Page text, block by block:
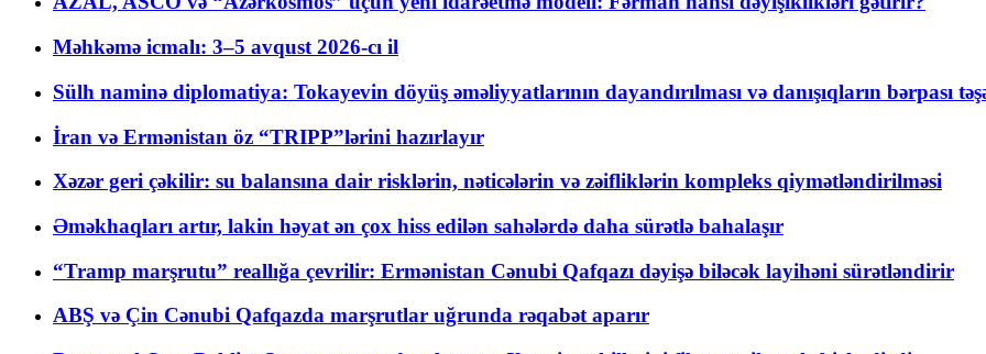
Məhkəmə icmalı: 3–5 avqust 2026-cı il
Sülh naminə diplomatiya: Tokayevin döyüş əməliyyatlarının dayandırılması və danışıqların bərpası
İran və Ermənistan öz “TRIPP”lərini hazırlayır
Xəzər geri çəkilir: su balansına dair risklərin, nəticələrin və zəifliklərin kompleks qiymətləndirilməsi
Əməkhaqları artır, lakin həyat ən çox hiss edilən sahələrdə daha sürətlə bahalaşır
“Tramp marşrutu” reallığa çevrilir: Ermənistan Cənubi Qafqazı dəyişə biləcək layihəni sürətləndirir
ABŞ və Çin Cənubi Qafqazda marşrutlar uğrunda rəqabət aparır